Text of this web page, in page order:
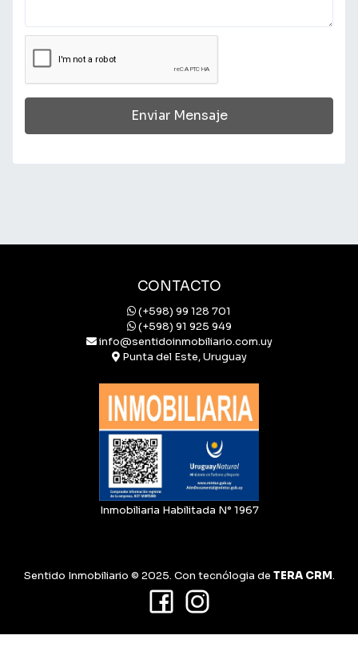
Enviar Mensaje
CONTACTO
(+598) 99 128 701
(+598) 91 925 949
info@sentidoinmobiliario.com.uy
Punta del Este, Uruguay
Inmobiliaria Habilitada N° 1967
Sentido Inmobiliario © 2025. Con tecnólogia de TERA CRM.